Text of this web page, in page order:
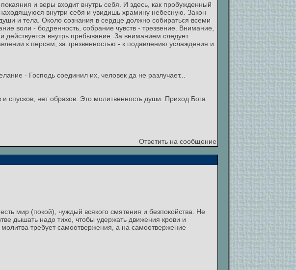
и веры входит внутрь себя. И здесь, как пробужденный
внутри себя и увидишь храмину небесную. Закон
и тела. Около сознания в сердце должно собираться всеми
воли - бодренность, собрание чувств - трезвение. Внимание,
действуется внутрь пребывание. За вниманием следует
к персям, за трезвенностью - к подавлению услаждения и
- Господь соединил их, человек да не разлучает...
нет образов. Это молитвенность души. Приход Бога
Ответить на сообщение
мир (покой), чуждый всякого смятения и безпокойства. Не
дышать надо тихо, чтобы удержать движения крови и
требует самоотвержения, а на самоотвержение